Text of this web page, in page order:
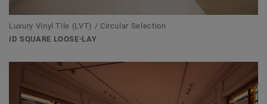
Luxury Vinyl Tile (LVT) / Circular Selection
ID SQUARE LOOSE-LAY